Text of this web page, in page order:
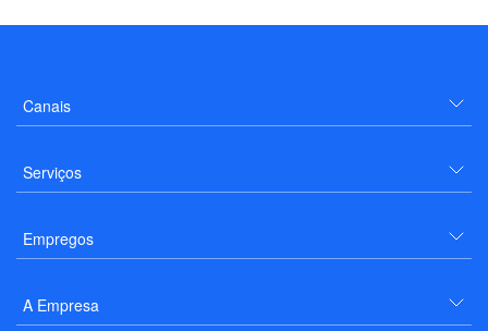
Canais
Serviços
Empregos
A Empresa